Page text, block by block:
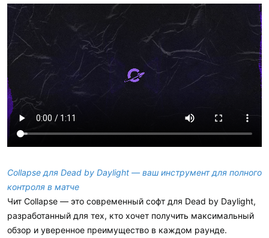
Collapse для Dead by Daylight — ваш инструмент для полного
контроля в матче
Чит Collapse — это современный софт для Dead by Daylight,
разработанный для тех, кто хочет получить максимальный
обзор и уверенное преимущество в каждом раунде.